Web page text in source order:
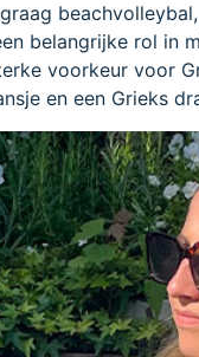
belangrijke rol in
voorkeur voor
en een Grieks